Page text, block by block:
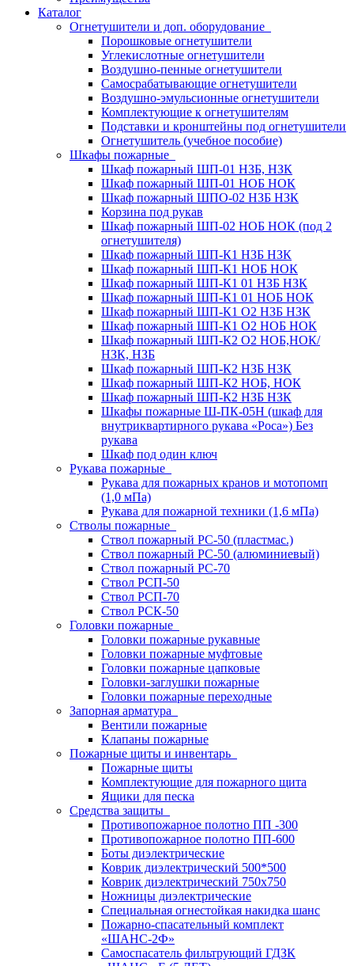
Каталог
Огнетушители и доп. оборудование
Порошковые огнетушители
Углекислотные огнетушители
Воздушно-пенные огнетушители
Самосрабатывающие огнетушители
Воздушно-эмульсионные огнетушители
Комплектующие к огнетушителям
Подставки и кронштейны под огнетушители
Огнетушитель (учебное пособие)
Шкафы пожарные
Шкаф пожарный ШП-01 НЗБ, НЗК
Шкаф пожарный ШП-01 НОБ НОК
Шкаф пожарный ШПО-02 НЗБ НЗК
Корзина под рукав
Шкаф пожарный ШП-02 НОБ НОК (под 2
огнетушителя)
Шкаф пожарный ШП-К1 НЗБ НЗК
Шкаф пожарный ШП-К1 НОБ НОК
Шкаф пожарный ШП-К1 01 НЗБ НЗК
Шкаф пожарный ШП-К1 01 НОБ НОК
Шкаф пожарный ШП-К1 О2 НЗБ НЗК
Шкаф пожарный ШП-К1 О2 НОБ НОК
Шкаф пожарный ШП-К2 О2 НОБ,НОК/
НЗК, НЗБ
Шкаф пожарный ШП-К2 НЗБ НЗК
Шкаф пожарный ШП-К2 НОБ, НОК
Шкаф пожарный ШП-К2 НЗБ НЗК
Шкафы пожарные Ш-ПК-05Н (шкаф для
внутриквартирного рукава «Роса») Без
рукава
Шкаф под один ключ
Рукава пожарные
Рукава для пожарных кранов и мотопомп
(1,0 мПа)
Рукава для пожарной техники (1,6 мПа)
Стволы пожарные
Ствол пожарный РС-50 (пластмас.)
Ствол пожарный РС-50 (алюминиевый)
Ствол пожарный РС-70
Ствол РСП-50
Ствол РСП-70
Ствол РСК-50
Головки пожарные
Головки пожарные рукавные
Головки пожарные муфтовые
Головки пожарные цапковые
Головки-заглушки пожарные
Головки пожарные переходные
Запорная арматура
Вентили пожарные
Клапаны пожарные
Пожарные щиты и инвентарь
Пожарные щиты
Комплектующие для пожарного щита
Ящики для песка
Средства защиты
Противопожарное полотно ПП -300
Противопожарное полотно ПП-600
Боты диэлектрические
Коврик диэлектрический 500*500
Коврик диэлектрический 750х750
Ножницы диэлектрические
Специальная огнестойкая накидка шанс
Пожарно-спасательный комплект
«ШАНС-2Ф»
Самоспасатель фильтрующий ГДЗК